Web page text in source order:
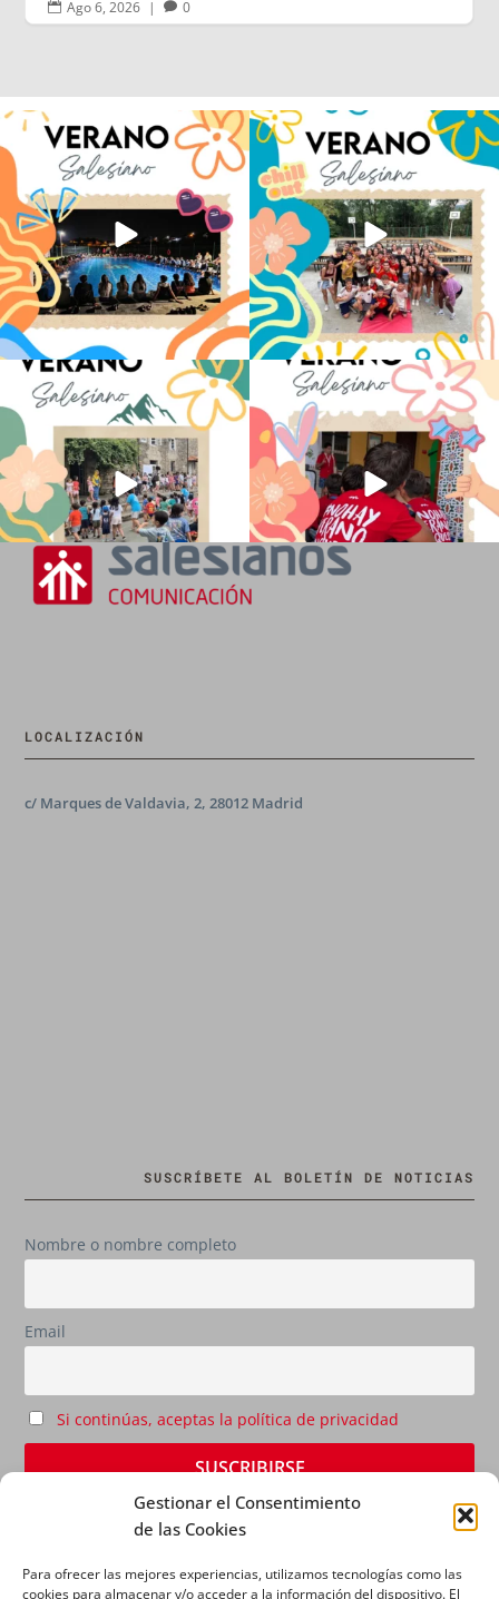
Gestionar el Consentimiento
de las Cookies
Para ofrecer las mejores experiencias, utilizamos tecnologías como las
cookies para almacenar y/o acceder a la información del dispositivo. El
Volvemos con el corazón bien llenito de
ADOS...
20
Los alumnos de 6º de Primaria, 1º y 2º
de la ESO...
146 2
La diversión y la alegría también se han
sentido...
97 0
No hay verano sin que sea Salesiano ❤️
💫 en Luz 4
...
0
LOCALIZACIÓN
c/ Marques de Valdavia, 2, 28012 Madrid
SUSCRÍBETE AL BOLETÍN DE NOTICIAS
Nombre o nombre completo
Email
Si continúas, aceptas la política de privacidad